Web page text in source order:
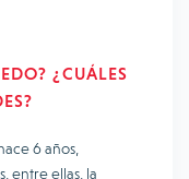
¿CUÁLES
6 años,
entre ellas, la